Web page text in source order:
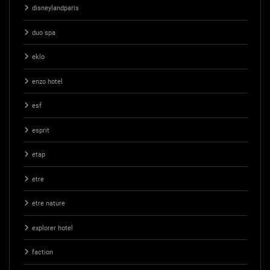
disneylandparis
duo spa
eklo
enzo hotel
esf
esprit
etap
etre
etre nature
explorer hotel
faction